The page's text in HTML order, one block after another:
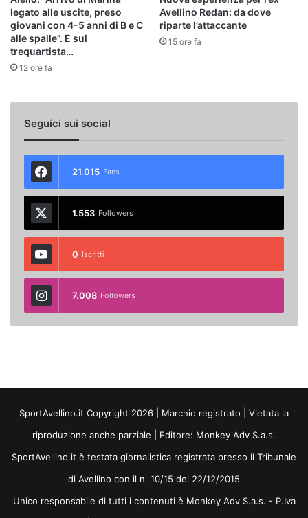
legato alle uscite, preso
giovani con 4-5 anni di B e C
alle spalle”. E sul
trequartista…
12 ore fa
Avellino Redan: da dove
riparte l’attaccante
15 ore fa
Seguici sui social
21.015 Fans
1.553 Followers
0 Iscritti
7.008 Followers
SportAvellino.it Copyright 2026 | Marchio registrato | Vietata la
riproduzione anche parziale | Editore: Monkey Adv S.a.s.
SportAvellino.it è testata giornalistica registrata presso il Tribunale
di Avellino con il n. 10/15 del 22/12/2015
Unico responsabile di tutti i contenuti è Monkey Adv S.a.s. - P.Iva